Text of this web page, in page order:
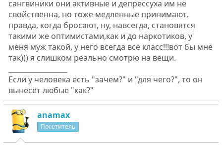
сангвиники они активные и депрессуха им не
свойственна, но тоже медленные принимают,
правда, когда бросают, ну, навсегда, становятся
такими же оптимистами,как и до наркотиков, у
меня муж такой, у него всегда всё класс!!!вот бы мне
так))) я слишком реально смотрю на вещи.
Если у человека есть "зачем?" и "для чего?", то он
вынесет любые "как?"
anamax
Посетитель